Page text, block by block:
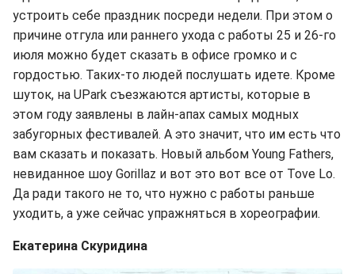
устроить себе праздник посреди недели. При этом о
причине отгула или раннего ухода с работы 25 и 26-го
июля можно будет сказать в офисе громко и с
гордостью. Таких-то людей послушать идете. Кроме
шуток, на UPark съезжаются артисты, которые в
этом году заявлены в лайн-апах самых модных
забугорных фестивалей. А это значит, что им есть что
вам сказать и показать. Новый альбом Young Fathers,
невиданное шоу Gorillaz и вот это вот все от Tove Lo.
Да ради такого не то, что нужно с работы раньше
уходить, а уже сейчас упражняться в хореографии.
Екатерина Скуридина